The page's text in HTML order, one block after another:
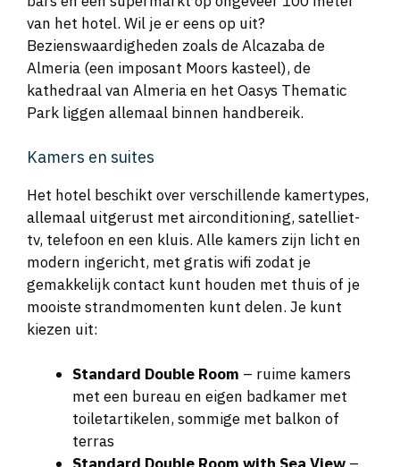
van het hotel. Wil je er eens op uit?
Bezienswaardigheden zoals de Alcazaba de
Almeria (een imposant Moors kasteel), de
kathedraal van Almeria en het Oasys Thematic
Park liggen allemaal binnen handbereik.
Kamers en suites
Het hotel beschikt over verschillende kamertypes,
allemaal uitgerust met airconditioning, satelliet-
tv, telefoon en een kluis. Alle kamers zijn licht en
modern ingericht, met gratis wifi zodat je
gemakkelijk contact kunt houden met thuis of je
mooiste strandmomenten kunt delen. Je kunt
kiezen uit:
Standard Double Room – ruime kamers
met een bureau en eigen badkamer met
toiletartikelen, sommige met balkon of
terras